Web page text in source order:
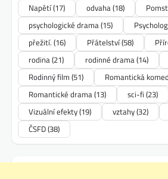
Napětí(17) odvaha(18)
psychologické drama(15)
přežití. (16) Přátelství(58)
rodina(21) rodinné drama(14)
Rodinný film (51) Romantická
Romantické drama(13) sci-fi (23)
Vizuální efekty(19) vztahy(32)
ČSFD(38)